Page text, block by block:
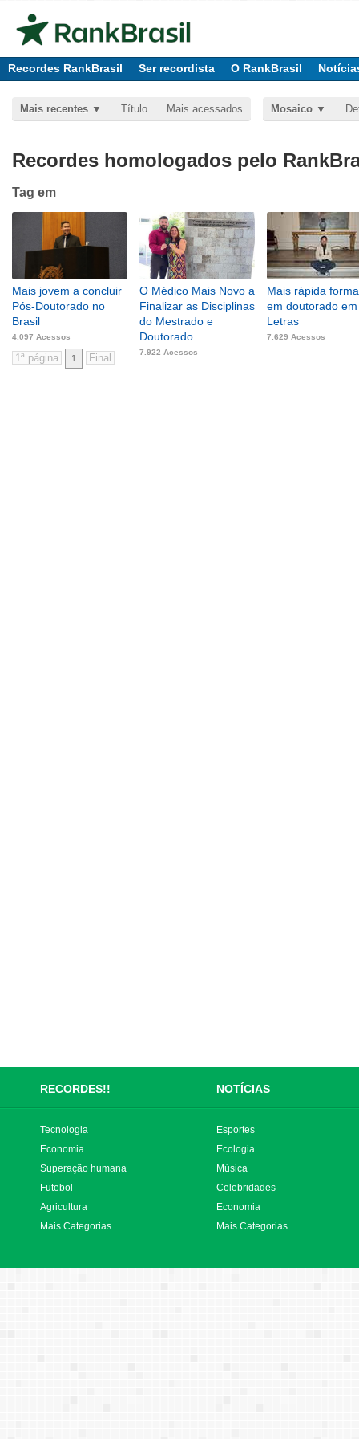
Recordes RankBrasil Ser recordista O RankBrasil
Mais recentes Título Mais acessados Mosaico
Recordes homologados pelo
Tag em
Mais jovem a concluir
Pós-Doutorado no
Brasil
4.097 Acessos
O Médico Mais Novo a
Finalizar as Disciplinas
do Mestrado e
Doutorado ...
7.922 Acessos
Mais rápida
em doutorado em
Letras
7.629 Acessos
1
RECORDES!! NOTÍCIAS
Tecnologia
Economia
Superação humana
Futebol
Agricultura
Mais Categorias
Esportes
Ecologia
Música
Celebridades
Economia
Mais Categorias